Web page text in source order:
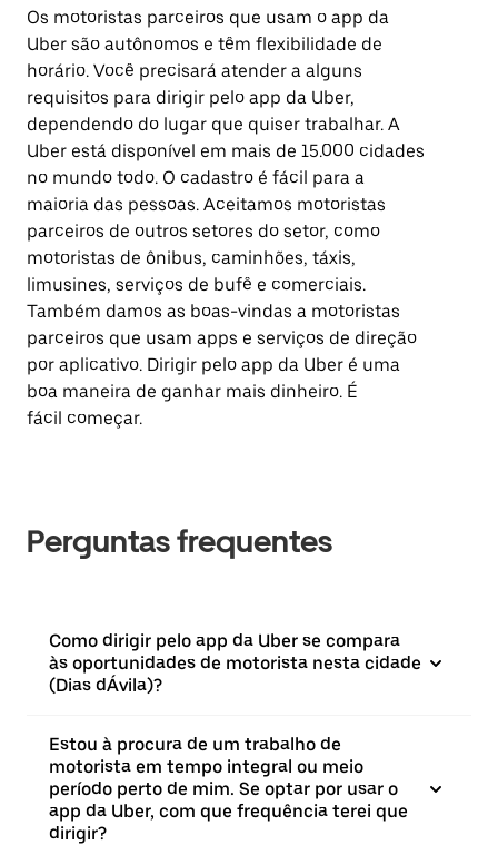
Os motoristas parceiros que usam o app da
Uber são autônomos e têm flexibilidade de
horário. Você precisará atender a alguns
requisitos para dirigir pelo app da Uber,
dependendo do lugar que quiser trabalhar. A
Uber está disponível em mais de 15.000 cidades
no mundo todo. O cadastro é fácil para a
maioria das pessoas. Aceitamos motoristas
parceiros de outros setores do setor, como
motoristas de ônibus, caminhões, táxis,
limusines, serviços de bufê e comerciais.
Também damos as boas-vindas a motoristas
parceiros que usam apps e serviços de direção
por aplicativo. Dirigir pelo app da Uber é uma
boa maneira de ganhar mais dinheiro. É
fácil começar.
Perguntas frequentes
Como dirigir pelo app da Uber se compara
às oportunidades de motorista nesta cidade
(Dias dÁvila)?
Estou à procura de um trabalho de
motorista em tempo integral ou meio
período perto de mim. Se optar por usar o
app da Uber, com que frequência terei que
dirigir?